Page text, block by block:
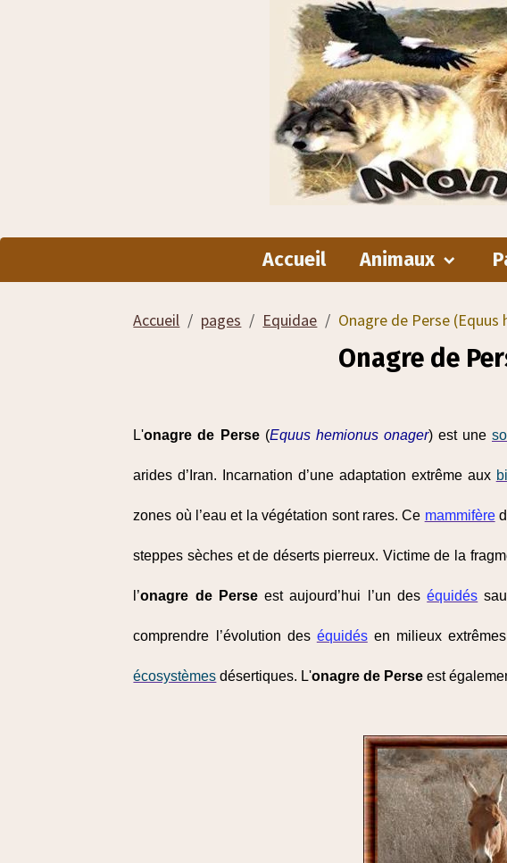
Accueil Animaux
Accueil pages Equidae Onagre de Perse
Onagre de
L'onagre de Perse(Equus hemionus onager) est une
arides d’Iran. Incarnation d’une adaptation extrême aux
zones où l’eau et la végétation sont rares. Ce mammifère
steppes sèches et de déserts pierreux. Victime de la
l’onagre de Perseest aujourd’hui l’un deséquidés
comprendre l’évolution des équidésen milieux
écosystèmes désertiques. L'onagre de Perse est